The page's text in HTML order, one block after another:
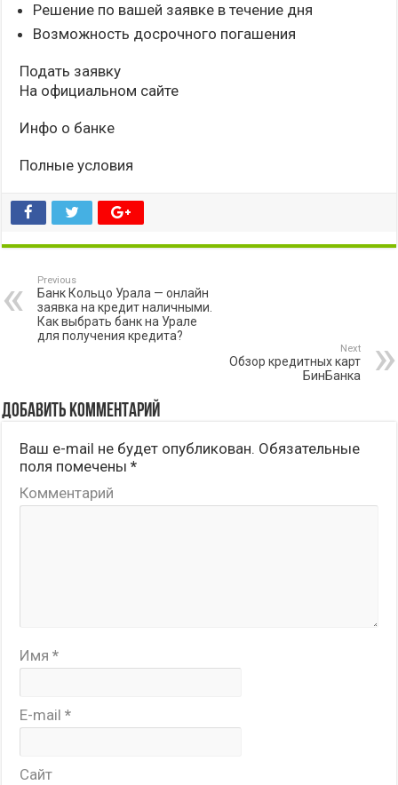
Решение по вашей заявке в течение дня
Возможность досрочного погашения
Подать заявку
На официальном сайте
Инфо о банке
Полные условия
Previous
Банк Кольцо Урала — онлайн
заявка на кредит наличными.
Как выбрать банк на Урале
для получения кредита?
Next
Обзор кредитных карт
БинБанка
Добавить комментарий
Ваш e-mail не будет опубликован. Обязательные
поля помечены*
Комментарий
Имя*
E-mail*
Сайт